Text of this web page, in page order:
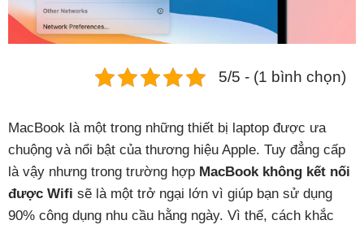
17 cửa hàng
Tổng đài:1800.6729
(Giờ làm việc: 08h00 - 21h00)
Đặt lịch ngay
5/5 - (1 bình chọn)
MacBook là một trong những thiết bị laptop được ưa
chuộng và nổi bật của thương hiệu Apple. Tuy đẳng cấp
là vậy nhưng trong trường hợp MacBook không kết nối
được Wifi sẽ là một trở ngại lớn vì giúp bạn sử dụng
90% công dụng nhu cầu hằng ngày. Vì thế, cách khắc